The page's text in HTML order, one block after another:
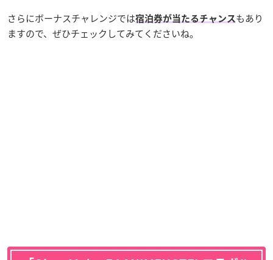
さらにボーナスチャレンジでは宿泊券が当たるチャンス もあり
ますので、ぜひチェックしてみてくださいね。